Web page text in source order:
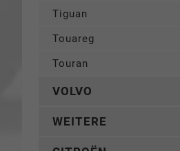
Tiguan
Touareg
Touran
VOLVO
WEITERE